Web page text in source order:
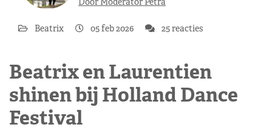
Beatrix 05 feb 2026 25 reacties
Beatrix en Laurentien
shinen bij Holland Dance
Festival